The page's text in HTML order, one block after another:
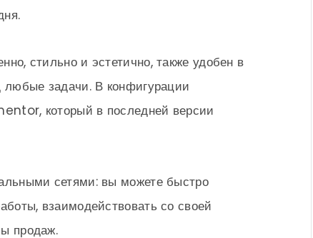
стильно и эстетично, также удобен в
любые задачи. В конфигурации
который в последней версии
сетями: вы можете быстро
взаимодействовать со своей
продаж.